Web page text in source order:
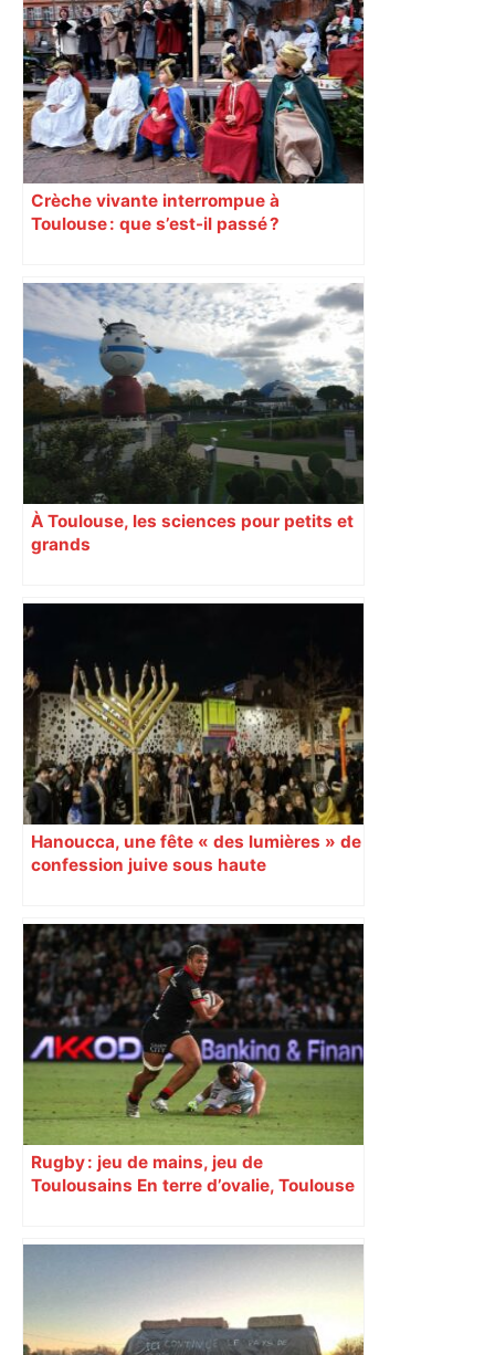
Crèche vivante interrompue à
Toulouse : que s’est-il passé ?
À Toulouse, les sciences pour petits et
grands
Hanoucca, une fête « des lumières » de
confession juive sous haute
Labège, près de Toulouse
Rugby : jeu de mains, jeu de
Toulousains En terre d’ovalie, Toulouse
revendiquant surtout son art du jeu en
mouvement, vif et spectaculaire.
Décryptage. Série (4 / 10)